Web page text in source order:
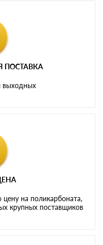
ПОСТАВКА
выходных
на поликарбоната,
крупных поставщиков